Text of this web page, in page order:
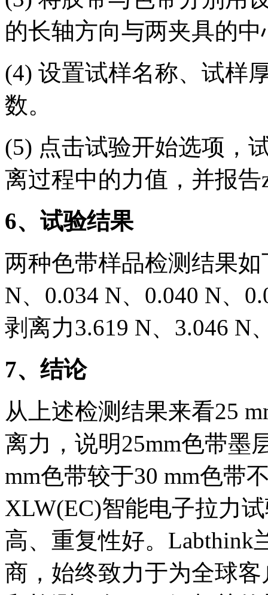
的长轴方向与两夹具的
(4) 设置试样名称、试样
数。
(5) 点击试验开始选项，
离过程中的力值，并报
6、试验结果
两种色带样品检测结果如
N、0.034 N、0.040 N、
剥离力3.619 N、3.046 N
7、结论
从上述检测结果来看25
离力，说明25mm色带墨
mm色带较于30 mm色带
XLW(EC)智能电子拉力
高、重复性好。Labthink
商，始终致力于为全球